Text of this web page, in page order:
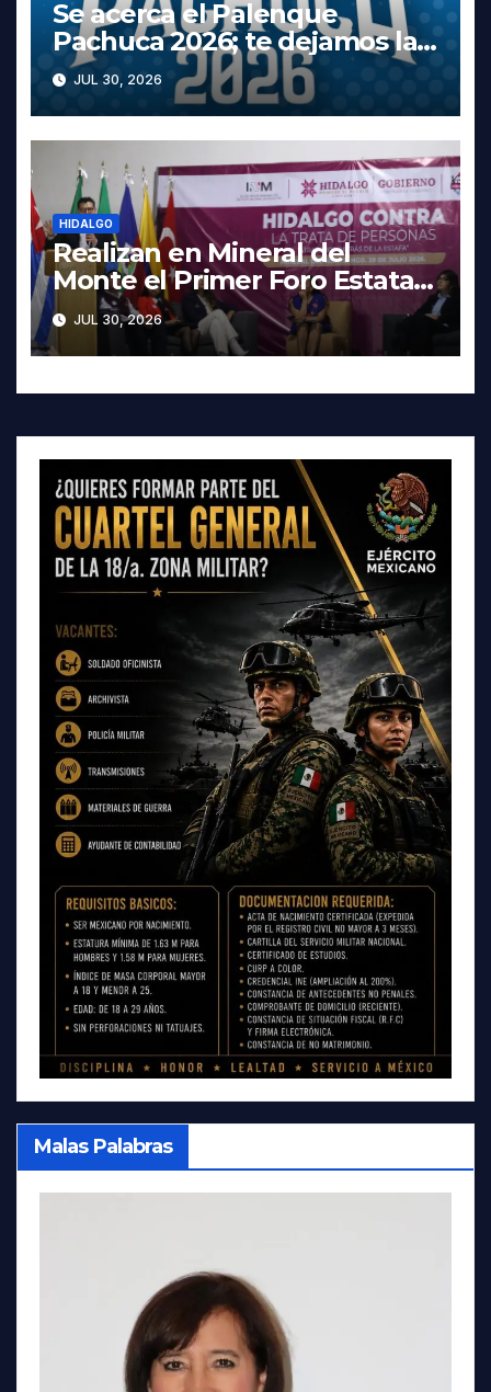
Se acerca el Palenque
Pachuca 2026; te dejamos la
cartelera completa, las fechas
y los precios
JUL 30, 2026
HIDALGO
Realizan en Mineral del
Monte el Primer Foro Estatal
contra la Trata de Personas
JUL 30, 2026
Malas Palabras